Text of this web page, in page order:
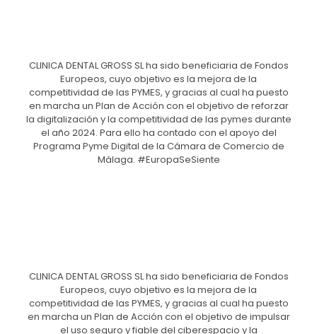
CLINICA DENTAL GROSS SL ha sido beneficiaria de Fondos
Europeos, cuyo objetivo es la mejora de la
competitividad de las PYMES, y gracias al cual ha puesto
en marcha un Plan de Acción con el objetivo de reforzar
la digitalización y la competitividad de las pymes durante
el año 2024. Para ello ha contado con el apoyo del
Programa Pyme Digital de la Cámara de Comercio de
Málaga. #EuropaSeSiente
CLINICA DENTAL GROSS SL ha sido beneficiaria de Fondos
Europeos, cuyo objetivo es la mejora de la
competitividad de las PYMES, y gracias al cual ha puesto
en marcha un Plan de Acción con el objetivo de impulsar
el uso seguro y fiable del ciberespacio y la